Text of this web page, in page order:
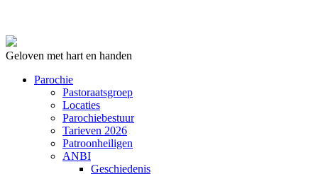
Geloven met hart en handen
Parochie
Pastoraatsgroep
Locaties
Parochiebestuur
Tarieven 2026
Patroonheiligen
ANBI
Geschiedenis